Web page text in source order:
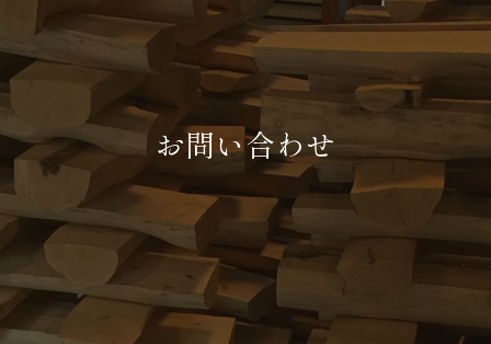
お問い合わせ